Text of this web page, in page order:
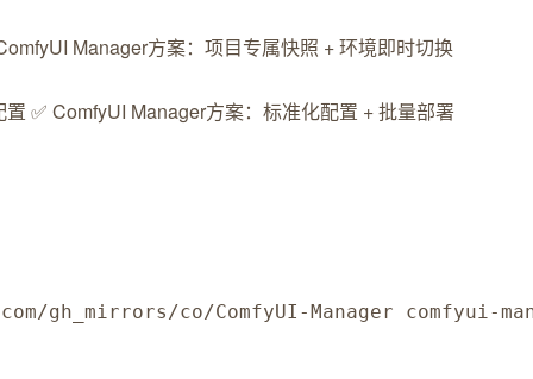
Manager方案：项目专属快照 + 环境即时切换
✅ ComfyUI Manager方案：标准化配置 + 批量部署
gh_mirrors/co/ComfyUI-Manager comfyui-